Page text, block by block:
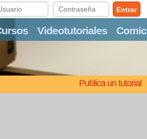
Videotutoriales Comic
Publica un tutorial
Entrar